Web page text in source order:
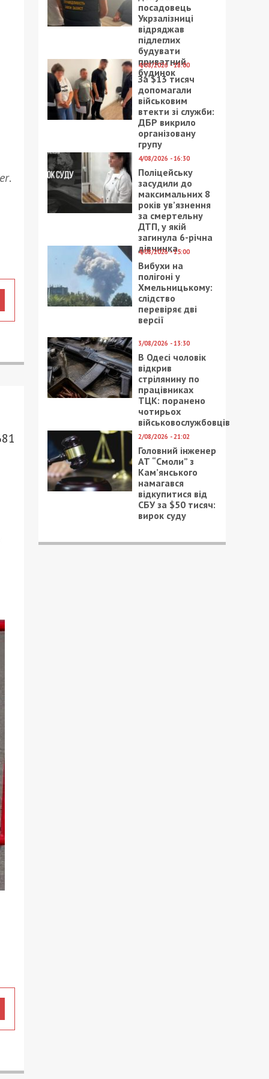
.
посадовець
Укрзалізниці
відряджав
підлеглих
будувати
приватний
будинок
4/08/2026 - 18:00
За $13 тисяч
допомагали
військовим
втекти зі служби:
ДБР викрило
організовану
групу
4/08/2026 - 16:30
Поліцейську
засудили до
максимальних 8
років ув’язнення
за смертельну
ДТП, у якій
загинула 6-річна
дівчинка
4/08/2026 - 15:00
Вибухи на
полігоні у
Хмельницькому:
слідство
перевіряє дві
версії
3/08/2026 - 13:30
В Одесі чоловік
відкрив
стрілянину по
працівниках
ТЦК: поранено
чотирьох
військовослужбовців
2/08/2026 - 21:02
Головний інженер
АТ “Смоли” з
Кам’янського
намагався
відкупитися від
СБУ за $50 тисяч:
вирок суду